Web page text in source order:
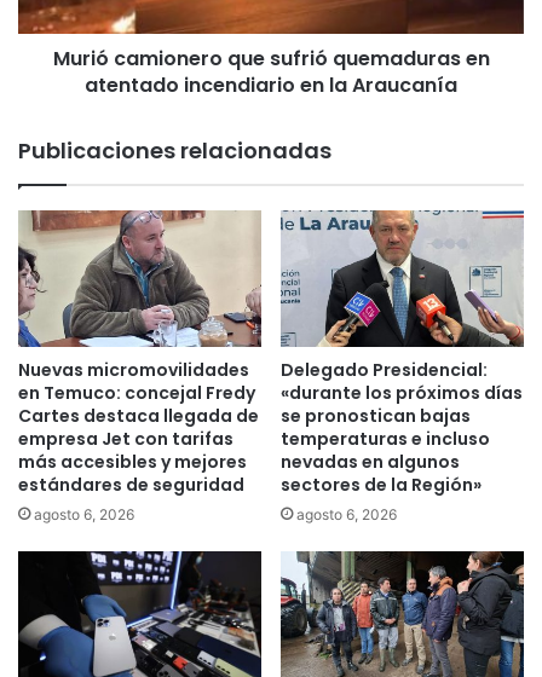
i
t
o
c
l
o
s
e
r
e
v
e
n
d
i
o
q
u
s
u
f
r
i
ó
q
u
e
m
a
s
e
Murió camionero que sufrió quemaduras en
atentado incendiario en la Araucanía
Publicaciones relacionadas
Nuevas micromovilidades
en Temuco: concejal Fredy
Cartes destaca llegada de
empresa Jet con tarifas
más accesibles y mejores
estándares de seguridad
agosto 6, 2026
Delegado Presidencial:
«durante los próximos días
se pronostican bajas
temperaturas e incluso
nevadas en algunos
sectores de la Región»
agosto 6, 2026